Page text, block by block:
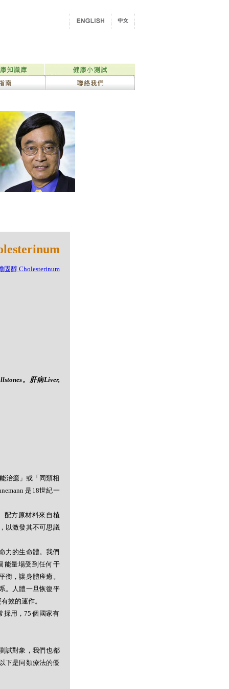
。肝病Liver,
治癒」或「同類相
是18世紀一
配方原材料來自植
以激發其不可思議
力的生命體。我們
能量場受到任何干
，讓身體痊癒。
。人體一旦恢復平
效的運作。
採用，75 個國家有
試對象，我們也都
下是同類療法的優